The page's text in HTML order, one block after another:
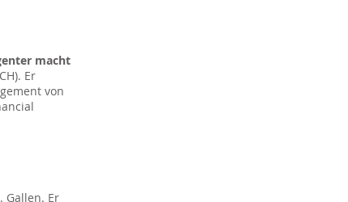
macht
Er
von
Gallen. Er